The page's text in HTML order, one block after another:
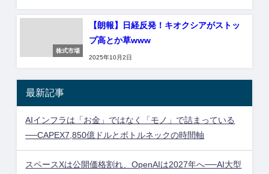
株式市場
【朗報】日経反発！キオクシアがストッ
プ高とか草www
2025年10月2日
最新記事
AIインフラは「お金」ではなく「モノ」で詰まっている
──CAPEX7,850億ドルとボトルネックの時間軸
スペースXは公開価格割れ、OpenAIは2027年へ──AI大型